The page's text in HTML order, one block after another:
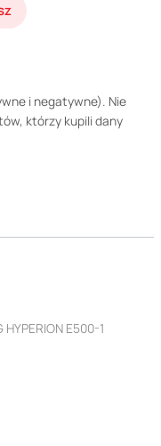
i negatywne). Nie
którzy kupili dany
E500-1